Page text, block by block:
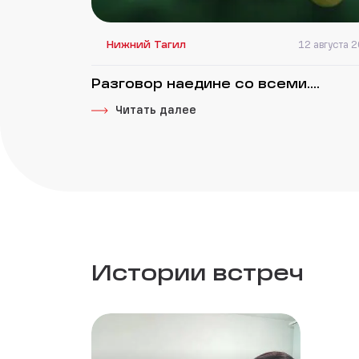
Нижний Тагил 12 августа
Разговор наедине со всеми....
Читать далее
Истории встреч